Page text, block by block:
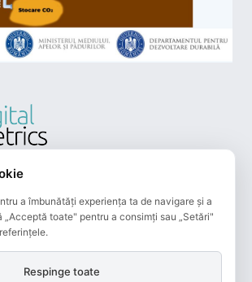
a îmbunătăți experiența ta de navigare și a
toate" pentru a consimți sau „Setări"
Respinge toate